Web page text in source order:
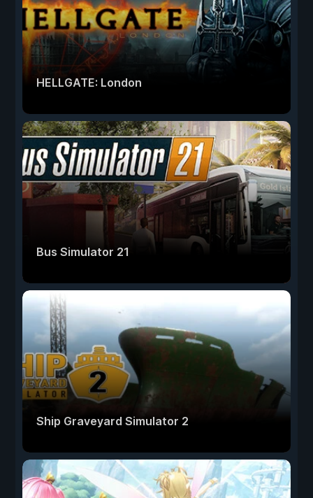
HELLGATE: London
Bus Simulator 21
Ship Graveyard Simulator 2